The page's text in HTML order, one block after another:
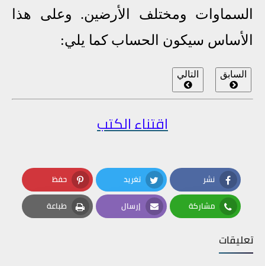
السماوات ومختلف الأرضين. وعلى هذا
الأساس سيكون الحساب كما يلي:
السابق التالي
اقتناء الكتب
نشر
Facebook
تغريد
Twitter
حفظ
Pinterest
مشاركة
Whatsapp
إرسال
Email
طباعة
Print
تعليقات